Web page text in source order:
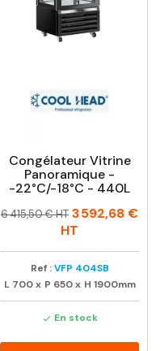
Congélateur Vitrine
Panoramique -
-22°C/-18°C - 440L
Prix
Prix
6 415,50 € HT 3 592,68 €
HT
Ref : VFP 404SB
L 700 x P 650 x H 1900mm
 En stock